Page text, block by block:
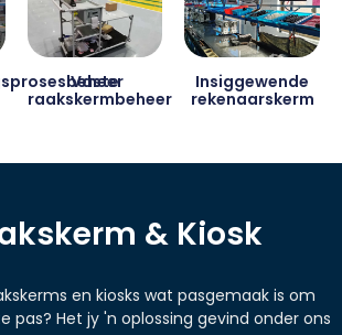
Vaste
raakskermbeheer
Insiggewende
rekenaarskerm
& Kiosk
en kiosks wat pasgemaak is om
pas? Het jy 'n oplossing gevind onder ons